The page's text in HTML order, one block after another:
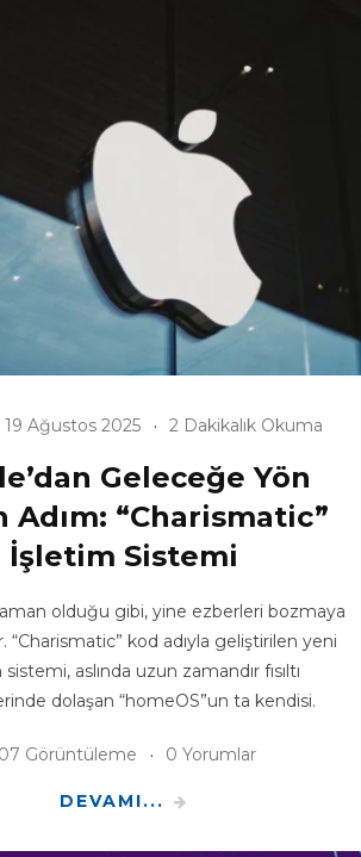
19 Ağustos 2025 2 Dakikalık Okuma
Geleceğe Yön
Adım: “Charismatic”
İşletim Sistemi
olduğu gibi, yine ezberleri bozmaya
“Charismatic” kod adıyla geliştirilen yeni
aslında uzun zamandır fısıltı
dolaşan “homeOS”un ta kendisi.
Görüntüleme 0 Yorumlar
DEVAMI...